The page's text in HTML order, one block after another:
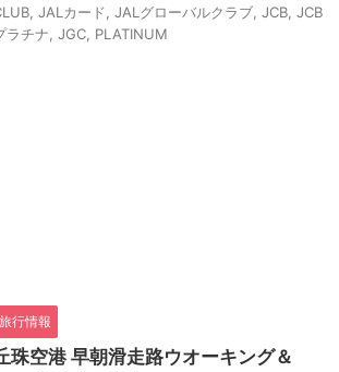
JALカード JALグローバルクラブ JCB JCB
ラチナ JGC PLATINUM
旅行情報
珠空港 早朝滑走路ウオーキング＆